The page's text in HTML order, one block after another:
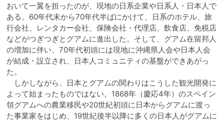
おいて一翼を担ったのが、現地の日系企業や日系人・日本人で
ある。60年代末から70年代半ばにかけて、日系のホテル、旅
行会社、レンタカー会社、保険会社・代理店、飲食店、免税店
などがつぎつぎとグアムに進出した。そして、グアム在留邦人
の増加に伴い、70年代初頭には現地に沖縄県人会や日本人会
が結成・設立され、日本人コミュニティの基盤ができあがっ
た。
しかしながら、日本とグアムの関わりはこうした観光開発に
よって始まったものではない。1868年（慶応4年）のスペイン
領グアムへの農業移民や20世紀初頭に日本からグアムに渡っ
た事業家をはじめ、19世紀後半以降に多くの日本人がグアムに